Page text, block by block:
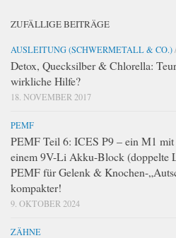
ZUFÄLLIGE BEITRÄGE
AUSLEITUNG (SCHWERMETALL & CO.)
Detox, Quecksilber & Chlorella:
wirkliche Hilfe?
18. NOVEMBER 2017
PEMF
PEMF Teil 6: ICES P9 – ein M1 mit
einem 9V-Li Akku-Block (doppelte
PEMF für Gelenk & Knochen-
kompakter!
9. OKTOBER 2024
ZÄHNE